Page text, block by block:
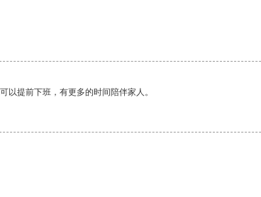
提前下班，有更多的时间陪伴家人。